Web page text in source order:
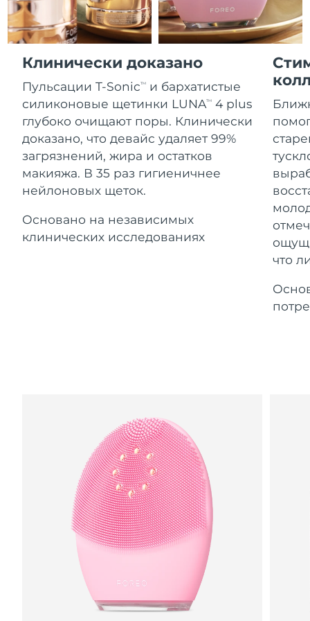
Клинически доказано
Пульсации T-SonicTM
и бархатистые
силиконовые щетинки LUNATM
4 plus
глубоко очищают поры. Клинически
доказано, что девайс удаляет 99%
загрязнений, жира и остатков
макияжа. В 35 раз гигиеничнее
нейлоновых щеток.
Основано на независимых
клинических исследованиях
что
For healthy hair
18% PAP
Косметика Для мужчин
Купить
FOREO APP
ПОДРОБНЕЕ
Гибралтар
Ожидаемая дата доставки
8/13/26
Греция
8/9/26
Гонконг (САР)
Ожидаемая дата доставки
8/10/26
Венгрия
Ожидаемая дата доставки
8/9/26
Исландия
Ожидаемая дата доставки
8/10/26
Индонезия
Ожидаемая дата доставки
8/7/26
Ожидаемая дата доставки
8/11/26
Ожидаемая дата доставки
Ожидаемая дата доставки
Казахстан
Ожидаемая дата доставки
Ожидаемая дата доставки
Ожидаемая дата доставки